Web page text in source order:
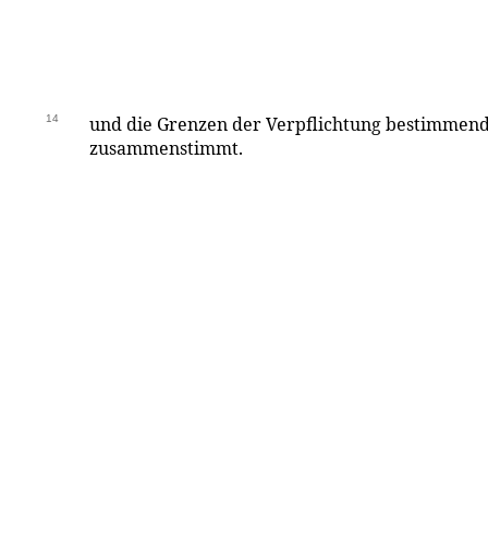
14
und die Grenzen der Verpflichtung
zusammenstimmt.